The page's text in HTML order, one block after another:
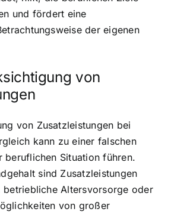
und fördert eine
der eigenen
von
von Zusatzleistungen bei
kann zu einer falschen
beruflichen Situation führen.
sind Zusatzleistungen
betriebliche Altersvorsorge oder
von großer